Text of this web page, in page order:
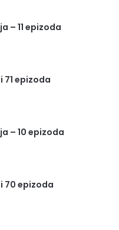
– 11 epizoda
71 epizoda
– 10 epizoda
70 epizoda